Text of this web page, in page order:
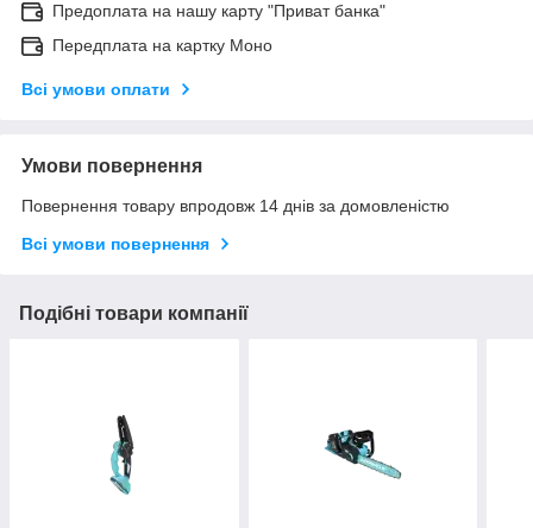
Предоплата на нашу карту "Приват банка"
Передплата на картку Моно
Всі умови оплати
Умови повернення
Повернення товару впродовж 14 днів за домовленістю
Всі умови повернення
Подібні товари компанії